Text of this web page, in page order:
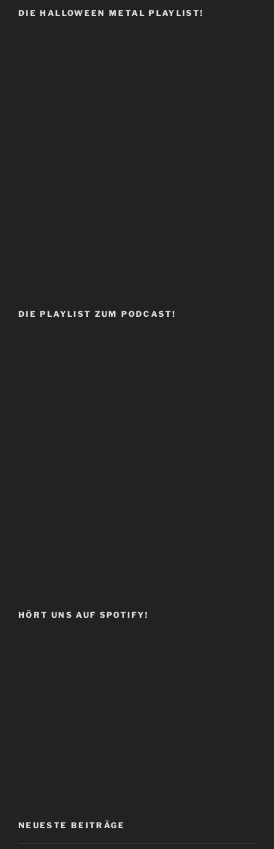
DIE HALLOWEEN METAL PLAYLIST!
DIE PLAYLIST ZUM PODCAST!
HÖRT UNS AUF SPOTIFY!
NEUESTE BEITRÄGE